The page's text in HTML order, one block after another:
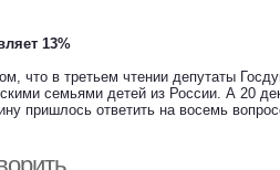
13%
что в третьем чтении депутаты
семьями детей из России. А 20
пришлось ответить на восемь